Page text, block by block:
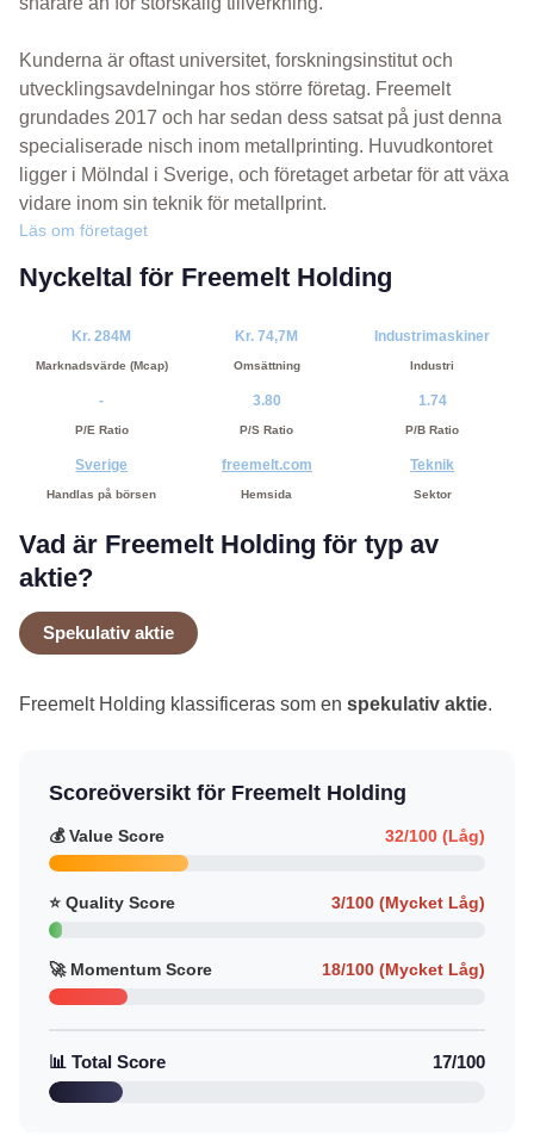
Kunderna är oftast universitet, forskningsinstitut och
utvecklingsavdelningar hos större företag. Freemelt
grundades 2017 och har sedan dess satsat på just denna
specialiserade nisch inom metallprinting. Huvudkontoret
ligger i Mölndal i Sverige, och företaget arbetar för att växa
vidare inom sin teknik för metallprint.
Läs om företaget
Nyckeltal för Freemelt Holding
Kr. 284M
Marknadsvärde (Mcap)
Kr. 74,7M
Omsättning
Industrimaskiner
Industri
-
P/E Ratio
3.80
P/S Ratio
1.74
P/B Ratio
Sverige
Handlas på börsen
freemelt.com
Hemsida
Teknik
Sektor
Vad är Freemelt Holding för typ av
aktie?
Spekulativ aktie
Freemelt Holding klassificeras som en spekulativ aktie.
Scoreöversikt för Freemelt Holding
💰 Value Score 32/100 (Låg)
⭐ Quality Score 3/100 (Mycket Låg)
🚀 Momentum Score 18/100 (Mycket Låg)
📊 Total Score 17/100